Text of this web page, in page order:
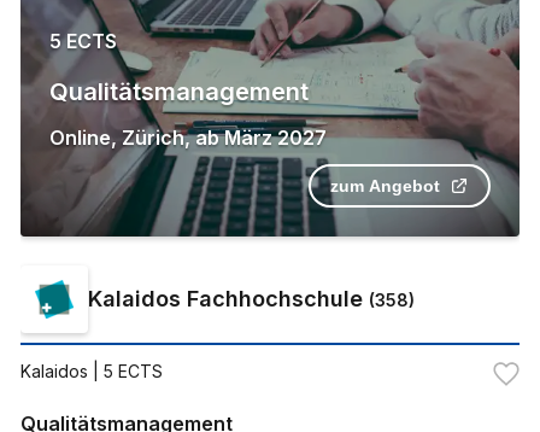
5 ECTS
Qualitätsmanagement
Online, Zürich,ab März 2027
zum Angebot
Kalaidos Fachhochschule (358)
Kalaidos | 5 ECTS
Qualitätsmanagement